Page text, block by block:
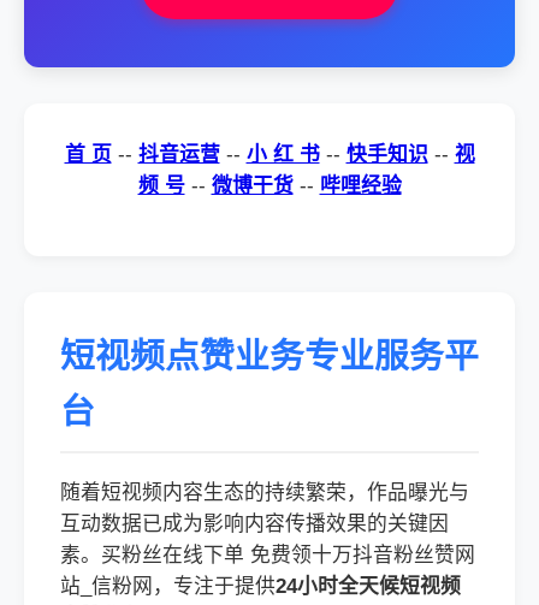
首 页 -- 抖音运营-- 小 红 书-- 快手知识 -- 视
频 号-- 微博干货-- 哔哩经验
短视频点赞业务专业服务平
台
随着短视频内容生态的持续繁荣，作品曝光与
互动数据已成为影响内容传播效果的关键因
素。买粉丝在线下单 免费领十万抖音粉丝赞网
站_信粉网，专注于提供24小时全天候短视频